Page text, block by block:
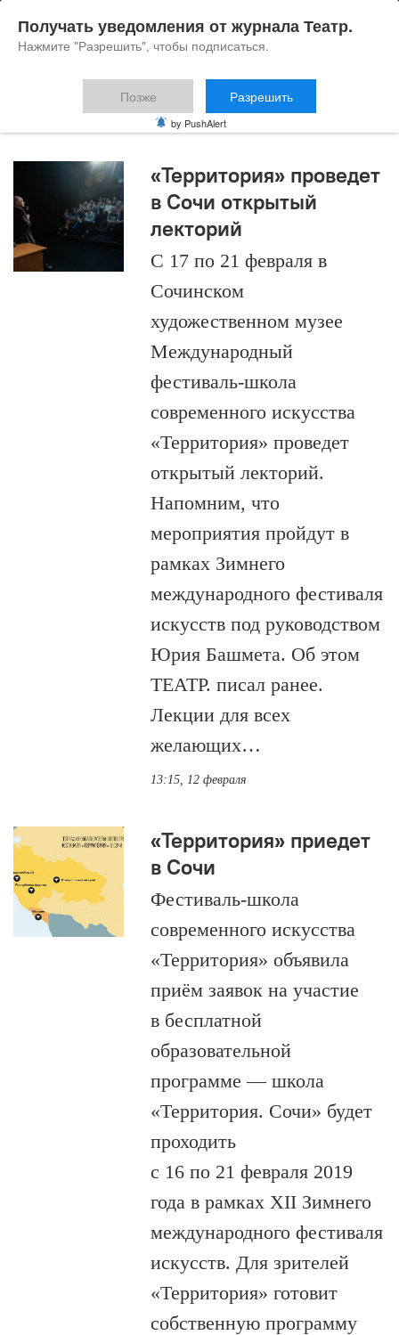
«Территория» проведет
в Сочи открытый
лекторий
С 17 по 21 февраля в
Сочинском
художественном музее
Международный
фестиваль-школа
современного искусства
«Территория» проведет
открытый лекторий.
Напомним, что
мероприятия пройдут в
рамках Зимнего
международного фестиваля
искусств под руководством
Юрия Башмета. Об этом
ТЕАТР. писал ранее.
Лекции для всех
желающих…
13:15, 12 февраля
«Территория» приедет
в Сочи
Фестиваль-школа
современного искусства
«Территория» объявила
приём заявок на участие
в бесплатной
образовательной
программе — школа
«Территория. Сочи» будет
проходить
с 16 по 21 февраля 2019
года в рамках XII Зимнего
международного фестиваля
искусств. Для зрителей
«Территория» готовит
собственную программу
Получать уведомления от журнала Театр.
Нажмите "Разрешить", чтобы подписаться.
Позже Разрешить
by PushAlert